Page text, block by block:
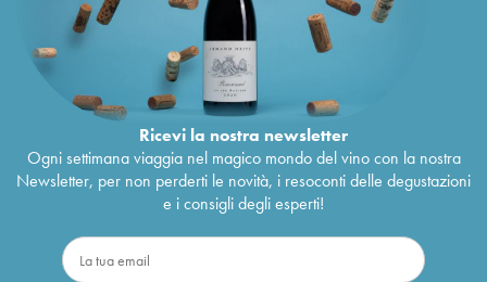
Ricevi la nostra newsletter
Ogni settimana viaggia nel magico mondo del vino con la nostra
Newsletter, per non perderti le novità, i resoconti delle degustazioni
e i consigli degli esperti!